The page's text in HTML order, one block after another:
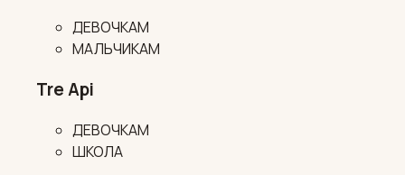
ДЕВОЧКАМ
МАЛЬЧИКАМ
Tre Api
ДЕВОЧКАМ
ШКОЛА